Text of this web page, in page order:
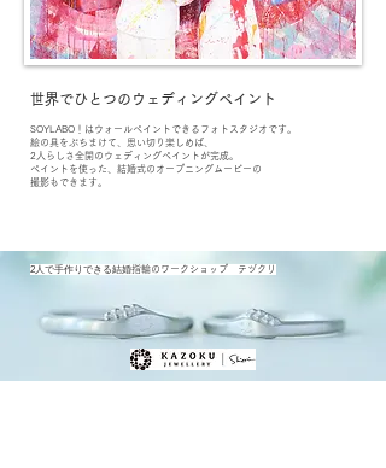
世界でひとつのウェディングペイント
SOYLABO！はウォールペイントできるフォトスタジオです。
絵の具をぶちまけて、思い切り楽しめば、
2人らしさ全開のウェディングペイントが完成。
ペイントを使った、結婚式のオープニングムービーの
​撮影もできます。
​2人で手作りできる結婚指輪のワークショップ テヅクリ